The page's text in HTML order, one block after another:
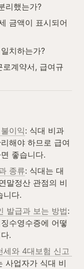
리했는가?
금액이 표시되어
치하는가?
계약서, 급여규
이익: 식대 비과
해야 하므로 급여
좋습니다.
종류: 식대는 대
말정산 관점의 비
니다.
발급과 보는 방법:
수영수증에 어떻
.
세와 4대보험 신고
사업자가 식대 비